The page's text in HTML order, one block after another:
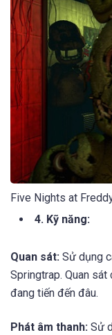
Five Nights at
4. Kỹ năng:
Quan sát: Sử dụng
Springtrap. Quan
đang tiến đến đâu.
Phát âm thanh: Sử